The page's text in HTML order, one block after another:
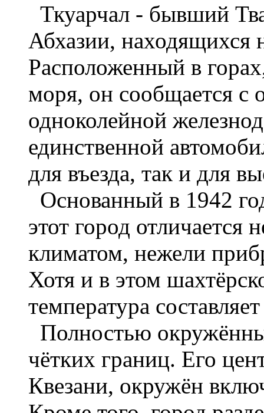
Ткуарчал - бывший
Абхазии, находящихся
Расположенный в
моря, он сообщается с
одноколейной
единственной
для въезда, так и для
Основанный в 1942
этот город отличается
климатом, нежели
Хотя и в этом
температура
Полностью
чётких границ. Его
Квезани, окружён